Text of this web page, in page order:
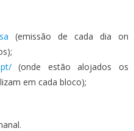
(emissão de cada dia on
(onde estão alojados os
em cada bloco);